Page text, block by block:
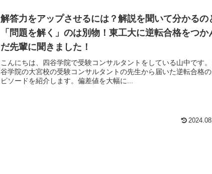
解答力をアップさせるには？解説を聞いて分かるの
「問題を解く」のは別物！東工大に逆転合格をつか
だ先輩に聞きました！
こんにちは、四谷学院で受験コンサルタントをしている山中です
谷学院の大宮校の受験コンサルタントの先生から届いた逆転合格
ピソードを紹介します。偏差値を大幅に...